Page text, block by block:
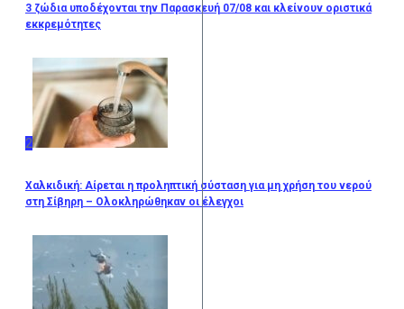
3 ζώδια υποδέχονται την Παρασκευή 07/08 και κλείνουν οριστικά
εκκρεμότητες
2
Χαλκιδική: Αίρεται η προληπτική σύσταση για μη χρήση του νερού
στη Σίβηρη – Ολοκληρώθηκαν οι έλεγχοι